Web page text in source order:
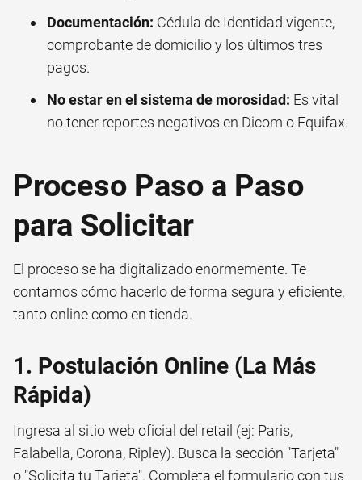
Documentación: Cédula de Identidad vigente,
comprobante de domicilio y los últimos tres
pagos.
No estar en el sistema de morosidad: Es vital
no tener reportes negativos en Dicom o Equifax.
Proceso Paso a Paso
para Solicitar
El proceso se ha digitalizado enormemente. Te
contamos cómo hacerlo de forma segura y eficiente,
tanto online como en tienda.
1. Postulación Online (La Más
Rápida)
Ingresa al sitio web oficial del retail (ej: Paris,
Falabella, Corona, Ripley). Busca la sección "Tarjeta"
o "Solicita tu Tarjeta". Completa el formulario con tus